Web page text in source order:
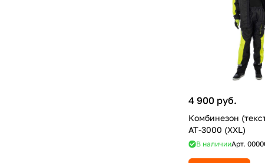
4 900 руб.
Комбинезон
AT-3000 (XXL)
В наличииАрт.